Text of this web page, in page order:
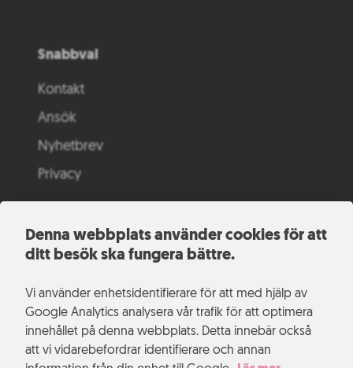
Denna webbplats använder cookies för att
ditt besök ska fungera bättre.
Vi använder enhetsidentifierare för att med hjälp av
Google Analytics analysera vår trafik för att optimera
innehållet på denna webbplats. Detta innebär också
att vi vidarebefordrar identifierare och annan
Snabbval
Kontakt
Ansök
Nyhetbrev
Privacy